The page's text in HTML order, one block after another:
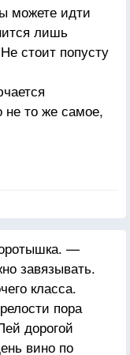
можете идти
лишь
стоит попусту
то же самое,
что
качества без
о тех, кто
то будущее,
—
завязывать.
класса.
пора
дорогой
вино по